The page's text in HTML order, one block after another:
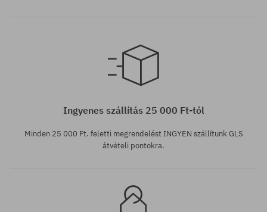
Ingyenes szállítás 25 000 Ft-tól
Minden 25 000 Ft. feletti megrendelést INGYEN szállítunk GLS
átvételi pontokra.